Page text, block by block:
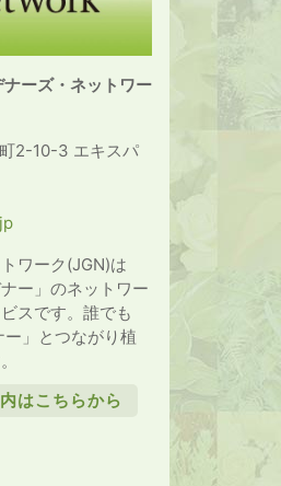
ーズ・ネットワー
2-10-3 エキスパ
ワーク(JGN)は
ー」のネットワー
スです。誰でも
」とつながり植
はこちらから